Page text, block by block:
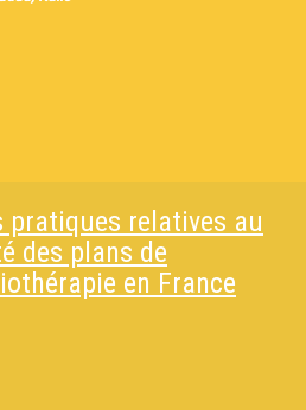
pratiques relatives au
des plans de
en France